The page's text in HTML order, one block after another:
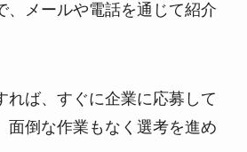
、メールや電話を通じて紹介
れば、すぐに企業に応募して
面倒な作業もなく選考を進め